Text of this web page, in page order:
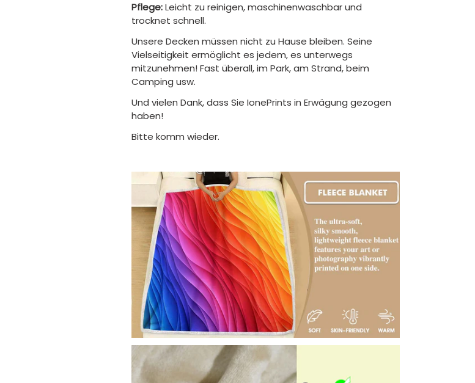
Pflege:Leicht zu reinigen, maschinenwaschbar und
trocknet schnell.
Unsere Decken müssen nicht zu Hause bleiben. Seine
Vielseitigkeit ermöglicht es jedem, es unterwegs
mitzunehmen! Fast überall, im Park, am Strand, beim
Camping usw.
Und vielen Dank, dass Sie IonePrints in Erwägung gezogen
haben!
Bitte komm wieder.